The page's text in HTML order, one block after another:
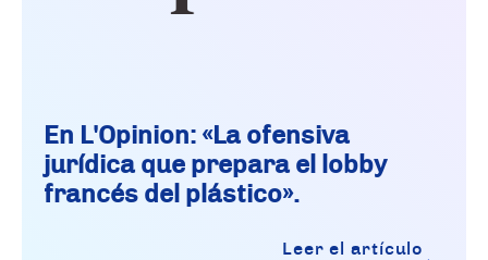
En L'Opinion: «La ofensiva
jurídica que prepara el lobby
francés del plástico».
Leer el artículo